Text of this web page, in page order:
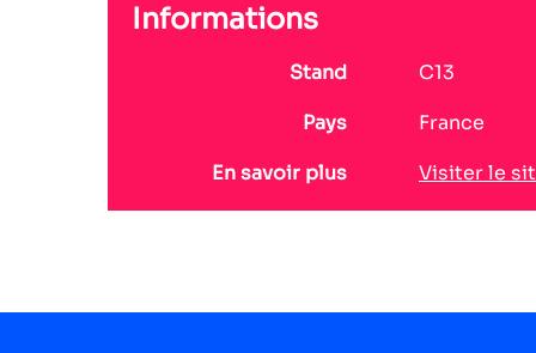
Informations
Stand
C13
Pays
France
En savoir plus
Visiter le